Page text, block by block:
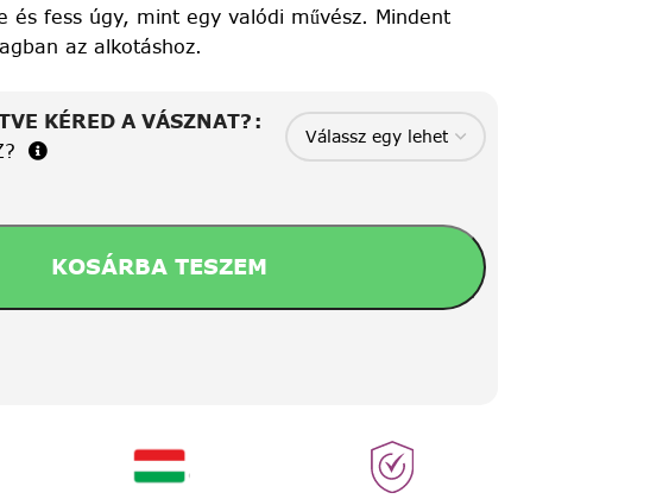
és fess úgy, mint egy valódi művész. Mindent
az alkotáshoz.
KÉRED A VÁSZNAT?
KOSÁRBA TESZEM